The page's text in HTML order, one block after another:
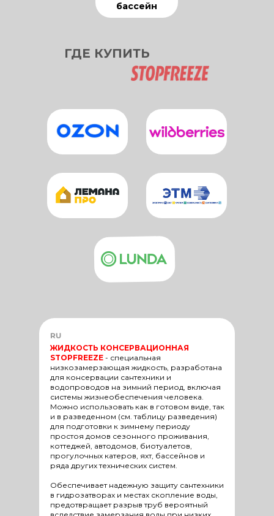
бассейн
ГДЕ КУПИТЬ
ЖИДКОСТЬ КОНСЕРВАЦИОННАЯ
STOPFREEZE - специальная
низкозамерзающая жидкость, разработана
для консервации сантехники и
водопроводов на зимний период, включая
системы жизнеобеспечения человека.
Можно использовать как в готовом виде, так
и в разведенном (см. таблицу разведения)
для подготовки к зимнему периоду
простоя домов сезонного проживания,
коттеджей, автодомов, биотуалетов,
прогулочных катеров, яхт, бассейнов и
ряда других технических систем.
Обеспечивает надежную защиту сантехники
в гидрозатворах и местах скопление воды,
предотвращает разрыв труб вероятный
RU